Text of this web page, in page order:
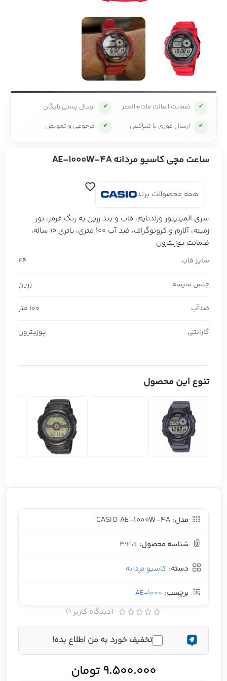
✔ ضمانت اصالت مادام‌العمر ✔ ارسال پستی رایگان
✔ ارسال فوری با تیپاکس ✔ مرجوعی و تعویض
ساعت مچی کاسیو مردانه AE-1000W-4A
همه محصولات برند
سری المینیتور ورلدتایم، قاب و بند رزین به رنگ قرمز، نور
زمینه، آلارم و کرونوگراف، ضد آب 100 متری، باتری 10 ساله،
ضمانت پوزیترون
سایز قاب 44
جنس شیشه رزین
ضدآب 100 متر
گارانتی پوزیترون
تنوع این محصول
مدل: CASIO AE-1000W-4A
شناسه محصول: 3995
دسته: کاسیو مردانه
برچسب: AE-1000
(دیدگاه کاربر 1
)
تخفیف خورد به من اطلاع بده!
9.500.000تومان